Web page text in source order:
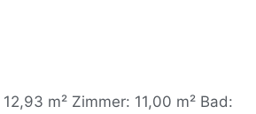
m² Zimmer: 11,00 m² Bad: